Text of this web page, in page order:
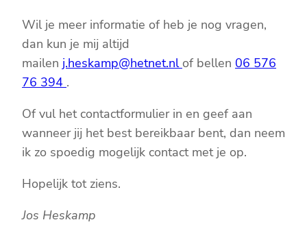
Wil je meer informatie of heb je nog vragen,
dan kun je mij altijd
mailen j.heskamp@hetnet.nlof bellen 06 576
76 394 .
Of vul het contactformulier in en geef aan
wanneer jij het best bereikbaar bent, dan neem
ik zo spoedig mogelijk contact met je op.
Hopelijk tot ziens.
Jos Heskamp